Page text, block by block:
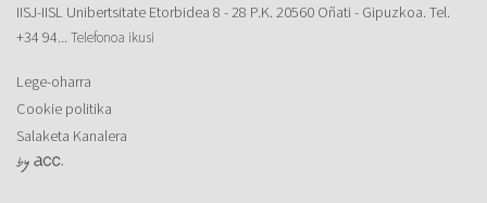
IISJ-IISL Unibertsitate Etorbidea 8 - 28 P.K. 20560 Oñati - Gipuzkoa. Tel.
+34 94... Telefonoa ikusi
Lege-oharra
Cookie politika
Salaketa Kanalera